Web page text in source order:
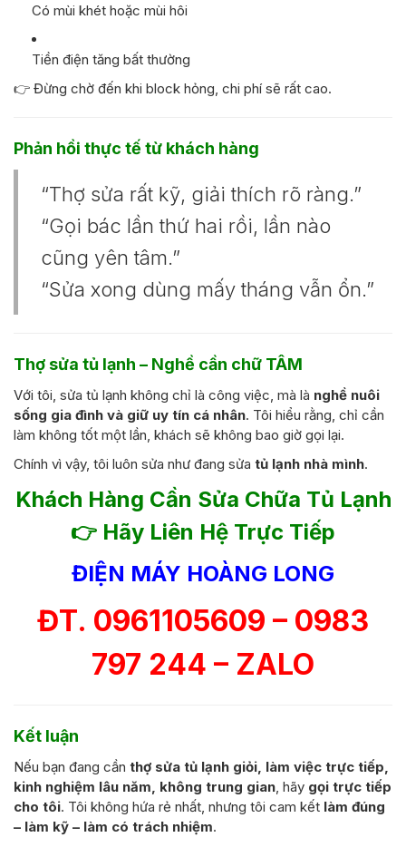
Có mùi khét hoặc mùi hôi
Tiền điện tăng bất thường
👉 Đừng chờ đến khi block hỏng, chi phí sẽ rất cao.
Phản hồi thực tế từ khách hàng
“Thợ sửa rất kỹ, giải thích rõ ràng.”
“Gọi bác lần thứ hai rồi, lần nào
cũng yên tâm.”
“Sửa xong dùng mấy tháng vẫn ổn.”
Thợ sửa tủ lạnh – Nghề cần chữ TÂM
Với tôi, sửa tủ lạnh không chỉ là công việc, mà là nghề nuôi
sống gia đình và giữ uy tín cá nhân. Tôi hiểu rằng, chỉ cần
làm không tốt một lần, khách sẽ không bao giờ gọi lại.
Chính vì vậy, tôi luôn sửa như đang sửa tủ lạnh nhà mình.
Khách Hàng Cần Sửa Chữa Tủ Lạnh
👉 Hãy Liên Hệ Trực Tiếp
ĐIỆN MÁY HOÀNG LONG
ĐT. 0961105609 – 0983
797 244 – ZALO
Kết luận
Nếu bạn đang cần thợ sửa tủ lạnh giỏi, làm việc trực tiếp,
kinh nghiệm lâu năm, không trung gian , hãy gọi trực tiếp
cho tôi. Tôi không hứa rẻ nhất, nhưng tôi cam kết làm đúng
– làm kỹ – làm có trách nhiệm.